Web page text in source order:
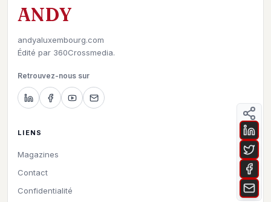
ANDY
andyaluxembourg.com
Édité par 360Crossmedia.
Retrouvez-nous sur
LIENS
Magazines
Contact
Confidentialité